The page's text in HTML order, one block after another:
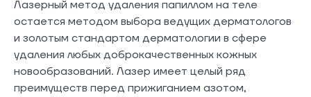
Лазерный метод удаления папиллом на теле
остается методом выбора ведущих дерматологов
и золотым стандартом дерматологии в сфере
удаления любых доброкачественных кожных
новообразований. Лазер имеет целый ряд
преимуществ перед прижиганием азотом,